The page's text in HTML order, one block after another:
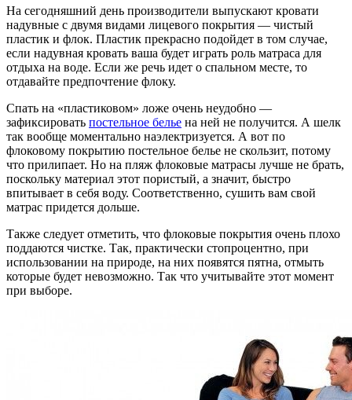
На сегодняшний день производители выпускают кровати
надувные с двумя видами лицевого покрытия — чистый
пластик и флок. Пластик прекрасно подойдет в том случае,
если надувная кровать ваша будет играть роль матраса для
отдыха на воде. Если же речь идет о спальном месте, то
отдавайте предпочтение флоку.
Спать на «пластиковом» ложе очень неудобно —
зафиксировать постельное белье на ней не получится. А шелк
так вообще моментально наэлектризуется. А вот по
флоковому покрытию постельное белье не скользит, потому
что прилипает. Но на пляж флоковые матрасы лучше не брать,
поскольку материал этот пористый, а значит, быстро
впитывает в себя воду. Соответственно, сушить вам свой
матрас придется дольше.
Также следует отметить, что флоковые покрытия очень плохо
поддаются чистке. Так, практически стопроцентно, при
использовании на природе, на них появятся пятна, отмыть
которые будет невозможно. Так что учитывайте этот момент
при выборе.